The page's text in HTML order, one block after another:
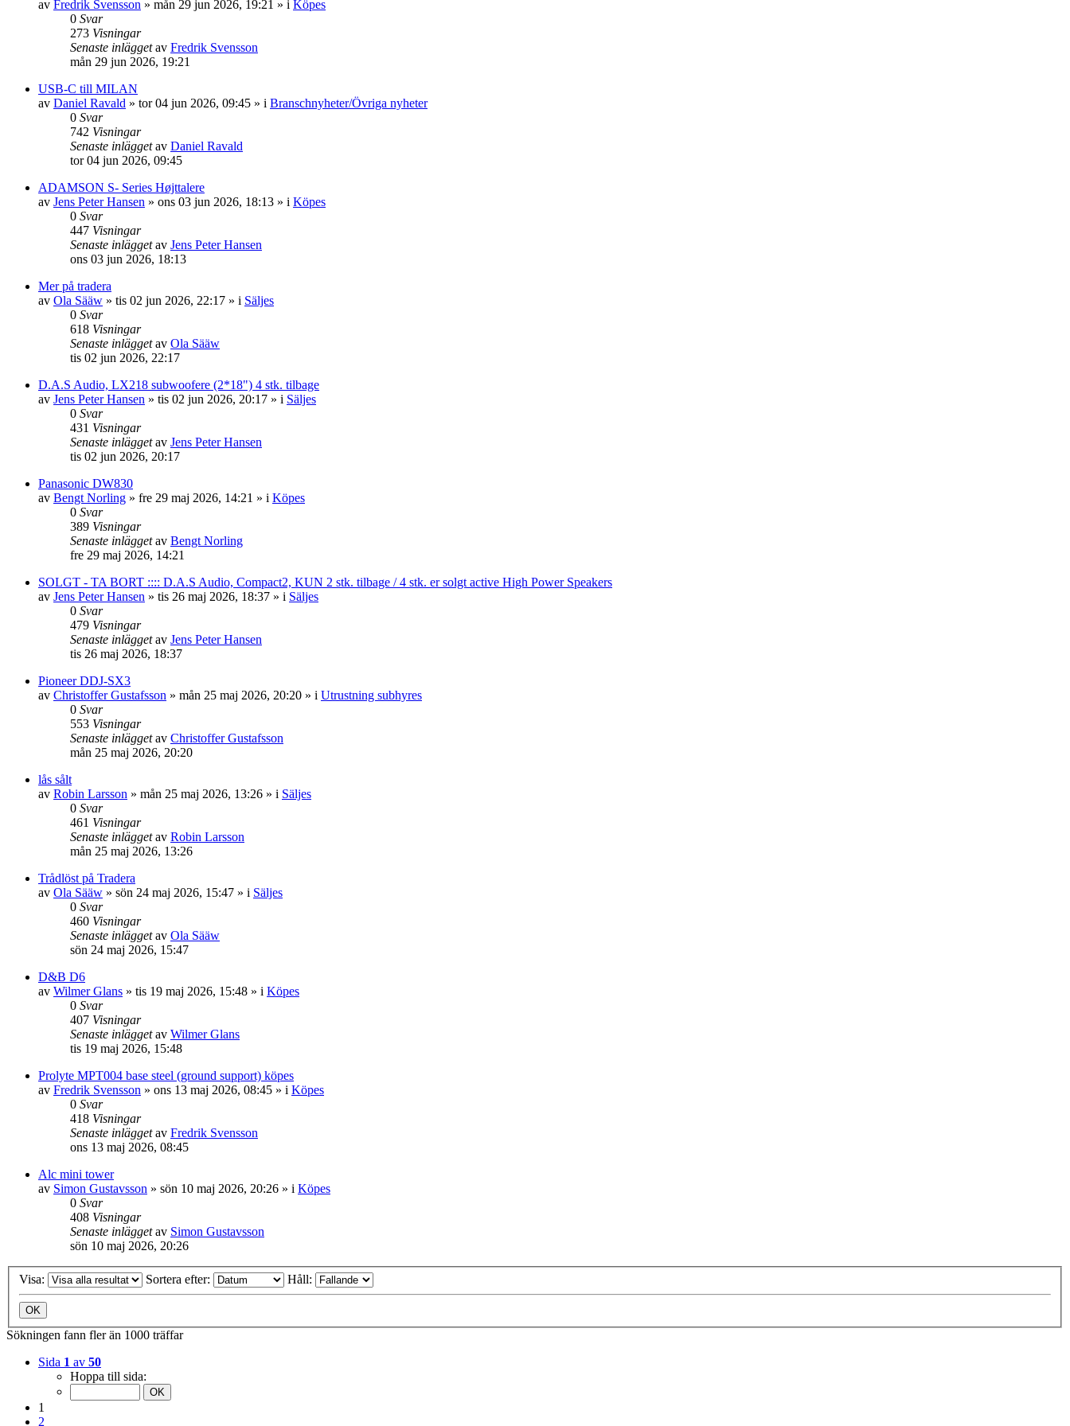
av Fredrik Svensson » mån 29 jun 2026, 19:21 » i Köpes
0 Svar
273 Visningar
Senaste inläggetav Fredrik Svensson
mån 29 jun 2026, 19:21
USB-C till MILAN
av Daniel Ravald » tor 04 jun 2026, 09:45 » i Branschnyheter/Övriga nyheter
0 Svar
742 Visningar
Senaste inläggetav Daniel Ravald
tor 04 jun 2026, 09:45
ADAMSON S- Series Højttalere
av Jens Peter Hansen » ons 03 jun 2026, 18:13 » i Köpes
0 Svar
447 Visningar
Senaste inläggetav Jens Peter Hansen
ons 03 jun 2026, 18:13
Mer på tradera
av Ola Sääw » tis 02 jun 2026, 22:17 » i Säljes
0 Svar
618 Visningar
Senaste inläggetav Ola Sääw
tis 02 jun 2026, 22:17
D.A.S Audio, LX218 subwoofere (2*18") 4 stk. tilbage
av Jens Peter Hansen » tis 02 jun 2026, 20:17 » i Säljes
0 Svar
431 Visningar
Senaste inläggetav Jens Peter Hansen
tis 02 jun 2026, 20:17
Panasonic DW830
av Bengt Norling » fre 29 maj 2026, 14:21 » i Köpes
0 Svar
389 Visningar
Senaste inläggetav Bengt Norling
fre 29 maj 2026, 14:21
SOLGT - TA BORT :::: D.A.S Audio, Compact2, KUN 2 stk. tilbage / 4 stk. er solgt active High Power Speakers
av Jens Peter Hansen » tis 26 maj 2026, 18:37 » i Säljes
0 Svar
479 Visningar
Senaste inläggetav Jens Peter Hansen
tis 26 maj 2026, 18:37
Pioneer DDJ-SX3
av Christoffer Gustafsson » mån 25 maj 2026, 20:20 » i Utrustning subhyres
0 Svar
553 Visningar
Senaste inläggetav Christoffer Gustafsson
mån 25 maj 2026, 20:20
lås sålt
av Robin Larsson » mån 25 maj 2026, 13:26 » i Säljes
0 Svar
461 Visningar
Senaste inläggetav Robin Larsson
mån 25 maj 2026, 13:26
Trådlöst på Tradera
av Ola Sääw » sön 24 maj 2026, 15:47 » i Säljes
0 Svar
460 Visningar
Senaste inläggetav Ola Sääw
sön 24 maj 2026, 15:47
D&B D6
av Wilmer Glans » tis 19 maj 2026, 15:48 » i Köpes
0 Svar
407 Visningar
Senaste inläggetav Wilmer Glans
tis 19 maj 2026, 15:48
Prolyte MPT004 base steel (ground support) köpes
av Fredrik Svensson » ons 13 maj 2026, 08:45 » i Köpes
0 Svar
418 Visningar
Senaste inläggetav Fredrik Svensson
ons 13 maj 2026, 08:45
Alc mini tower
av Simon Gustavsson » sön 10 maj 2026, 20:26 » i Köpes
0 Svar
408 Visningar
Senaste inläggetav Simon Gustavsson
sön 10 maj 2026, 20:26
Visa: Sortera efter: Håll:
Sökningen fann fler än 1000 träffar
Sida 1 av 50
Hoppa till sida:
1
2